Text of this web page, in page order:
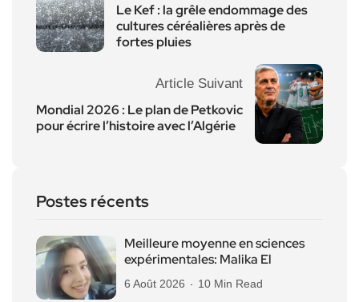
Le Kef : la grêle endommage des
cultures céréalières après de
fortes pluies
Article Suivant
Mondial 2026 : Le plan de Petkovic
pour écrire l’histoire avec l’Algérie
Postes récents
Meilleure moyenne en sciences
expérimentales: Malika El
6 Août 2026 10 Min Read